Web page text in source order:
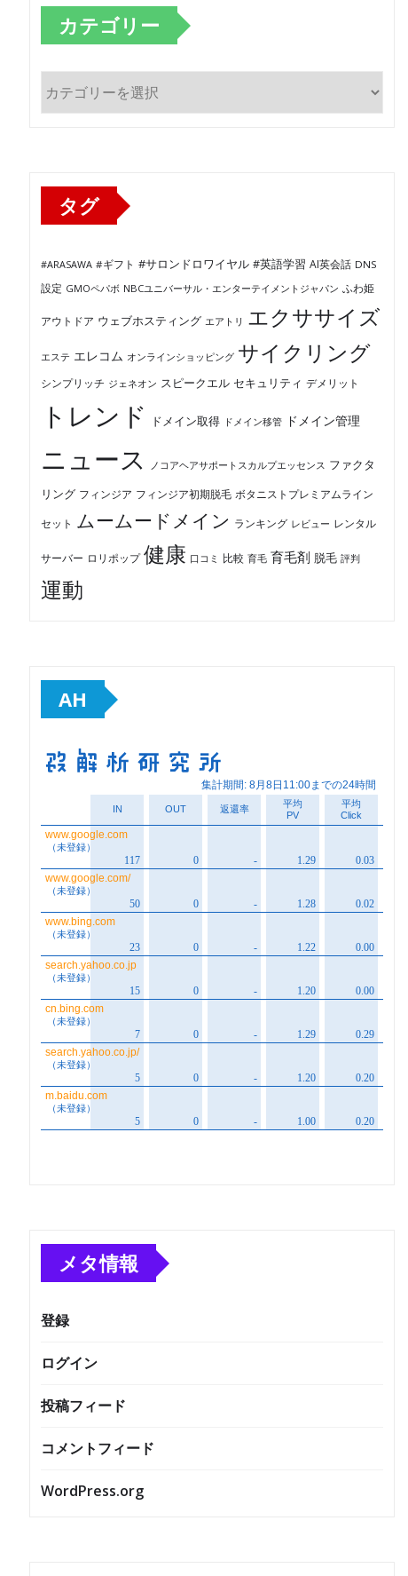
カテゴリー
テ
タグ
#ARASAWA #ギフト #サロンドロワイヤル #英語学習 AI英会話 DNS
設定 GMOペパボ NBCユニバーサル・エンターテイメントジャパン ふわ姫
アウトドア ウェブホスティング エアトリ エクササイズ
エステ エレコム オンラインショッピング サイクリング
シンプリッチ ジェネオン スピークエル セキュリティ デメリット
トレンド ドメイン取得 ドメイン移管 ドメイン管理
ニュース ノコアヘアサポートスカルプエッセンス ファクタ
リング フィンジア フィンジア初期脱毛 ボタニストプレミアムライン
セット ムームードメイン ランキング レビュー レンタル
サーバー ロリポップ 健康 口コミ 比較 育毛 育毛剤 脱毛 評判
運動
AH
メタ情報
登録
ログイン
投稿フィード
コメントフィード
WordPress.org